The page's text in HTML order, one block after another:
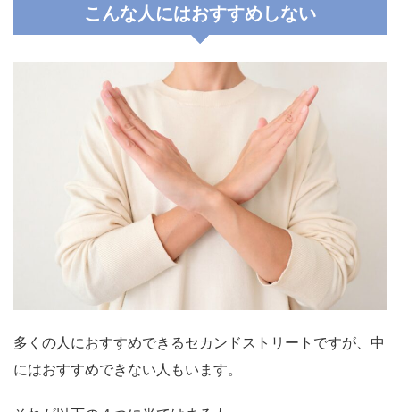
こんな人にはおすすめしない
多くの人におすすめできるセカンドストリートですが、中
にはおすすめできない人もいます。